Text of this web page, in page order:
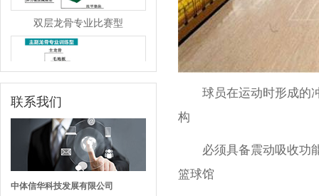
双层龙骨专业比赛型
主副龙骨专业训练型
联系我们
中体信华科技发展有限公司
球员在运动时形成的冲
构
必须具备震动吸收功能
篮球馆